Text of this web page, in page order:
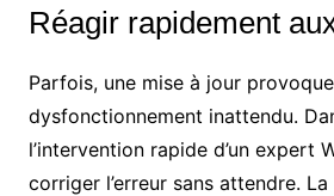
Réagir rapidement
Parfois, une mise à jour
dysfonctionnement inattendu.
l’intervention rapide d’un expert
corriger l’erreur sans attendre.